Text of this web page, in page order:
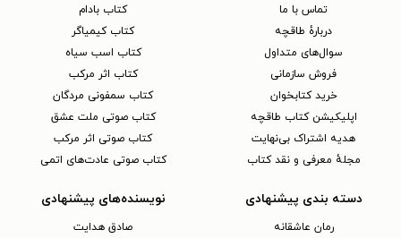
تماس با ما
دربارهٔ طاقچه
سوال‌های متداول
فروش سازمانی
خرید کتابخوان
اپلیکیشن کتاب طاقچه
هدیه اشتراک بی‌نهایت
مجلهٔ معرفی و نقد کتاب
کتاب بادام
کتاب کیمیاگر
کتاب اسب سیاه
کتاب اثر مرکب
کتاب سمفونی مردگان
کتاب صوتی ملت عشق
کتاب صوتی اثر مرکب
کتاب صوتی عادت‌های اتمی
دسته بندی پیشنهادی
رمان عاشقانه
نویسنده‌های پیشنهادی
صادق هدایت